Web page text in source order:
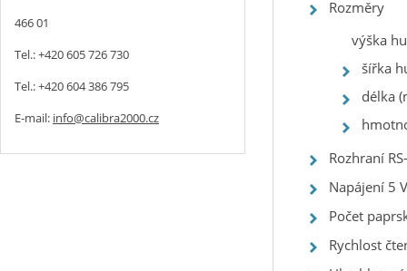
Rozměry
výška
šířka
délka
Rozhraní
Napájení 5
Počet
Rychlost
466 01
Tel.: +420 605 726 730
Tel.: +420 604 386 795
E-mail: info@calibra2000.cz